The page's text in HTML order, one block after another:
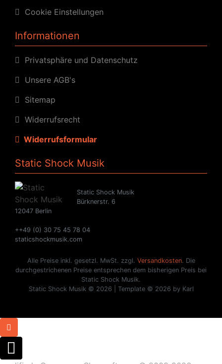
Cookie Einstellungen
Informationen
Privatsphäre und Datenschutz
Unsere AGB's
Sitemap
Widerrufsrecht
Widerrufsformular
Static Shock Musik
Static Shock Musik
Bürknerstr. 6
12047 Berlin
++49 (0) 30 75 45 78 04
staticshockmusik.com
Alle Preise inkl. gesetzl. MwSt. zzgl. Versandkosten. Die
durchgestrichenen Preise entsprechen dem bisherigen Preis bei
Static Shock Musik.
Static Shock Musik © 2026 | Template © 2026 by Karl